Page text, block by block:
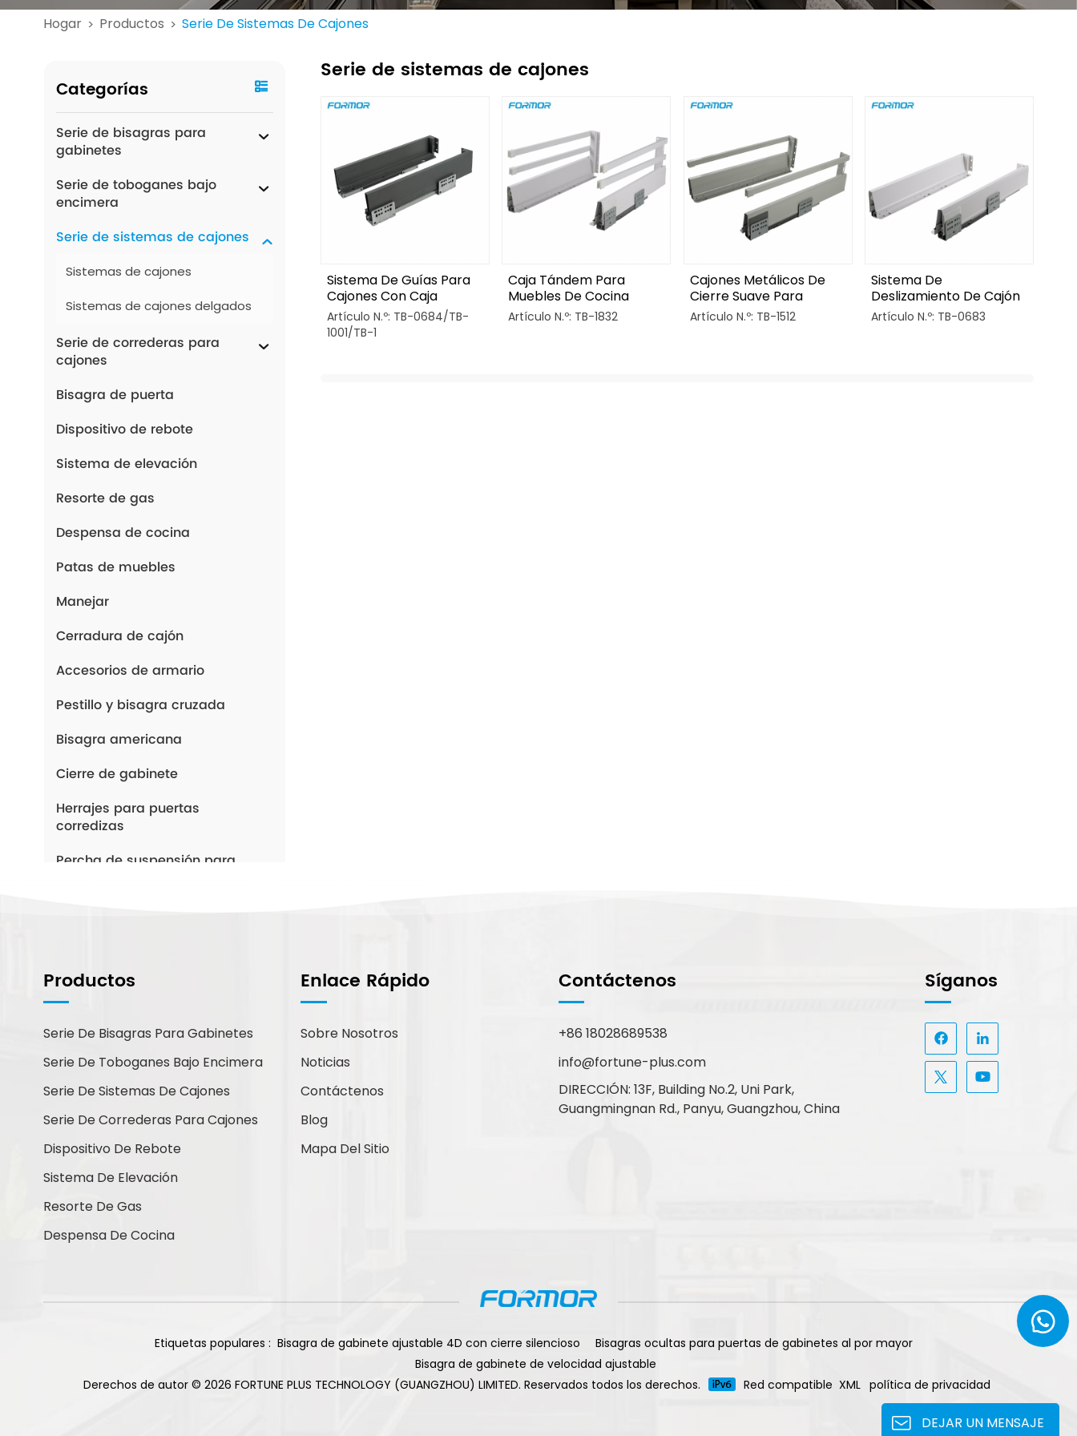
Hogar > Productos > Serie De Sistemas De Cajones
Categorías
Serie de bisagras para
gabinetes
Serie de toboganes bajo
encimera
Serie de sistemas de cajones
Sistemas de cajones
Sistemas de cajones delgados
Serie de correderas para
cajones
Bisagra de puerta
Dispositivo de rebote
Sistema de elevación
Resorte de gas
Despensa de cocina
Patas de muebles
Manejar
Cerradura de cajón
Accesorios de armario
Pestillo y bisagra cruzada
Bisagra americana
Cierre de gabinete
Herrajes para puertas
corredizas
Percha de suspensión para
Minicorrección
¿Cómo Podemos
Ayudarte?
Puede contactarnos de la forma
que le resulte más cómoda.
Estamos disponibles 24/7 por
correo electrónico o teléfono.
Contáctenos
Nuevos Productos
grados y 85 g
Bisagra deslizante
Serie de sistemas de cajones
Sistema De Guías Para
Cajones Con Caja
Tándem Y
Amortiguación.
Artículo N.º: TB-0684/TB-
1001/TB-1
Caja Tándem Para
Muebles De Cocina
Modernos
Artículo N.º: TB-1832
Cajones Metálicos De
Cierre Suave Para
Cocinas
Artículo N.º: TB-1512
Sistema De
Deslizamiento De Cajón
Con Caja Tándem Y
Artículo N.º: TB-0683
Productos
Serie De Bisagras Para Gabinetes
Serie De Toboganes Bajo Encimera
Serie De Sistemas De Cajones
Serie De Correderas Para Cajones
Dispositivo De Rebote
Sistema De Elevación
Resorte De Gas
Despensa De Cocina
Enlace Rápido
Sobre Nosotros
Noticias
Contáctenos
Blog
Mapa Del Sitio
Contáctenos
+86 18028689538
info@fortune-plus.com
DIRECCIÓN: 13F, Building No.2, Uni Park,
Guangmingnan Rd., Panyu, Guangzhou, China
Síganos
Etiquetas populares : Bisagra de gabinete ajustable 4D con cierre silencioso
Bisagras ocultas para puertas de gabinetes al por mayor
Bisagra de gabinete de velocidad ajustable
Derechos de autor © 2026 FORTUNE PLUS TECHNOLOGY (GUANGZHOU) LIMITED. Reservados todos los derechos.
Red compatible XML política de privacidad
DEJAR UN MENSAJE